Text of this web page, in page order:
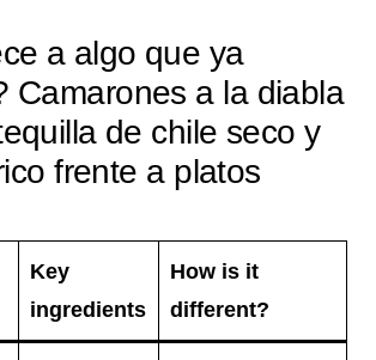
a algo que ya
Camarones a la diabla
de chile seco y
frente a platos
Key
ingredients
How is it
different?